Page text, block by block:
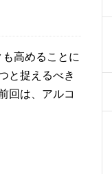
高めることに
と捉えるべき
回は、アルコ